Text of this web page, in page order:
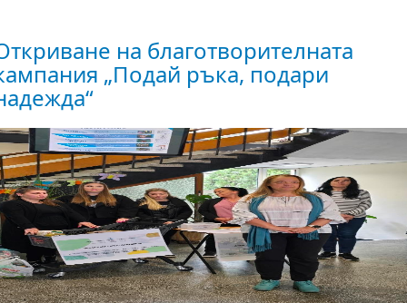
на благотворителната
„Подай ръка, подари